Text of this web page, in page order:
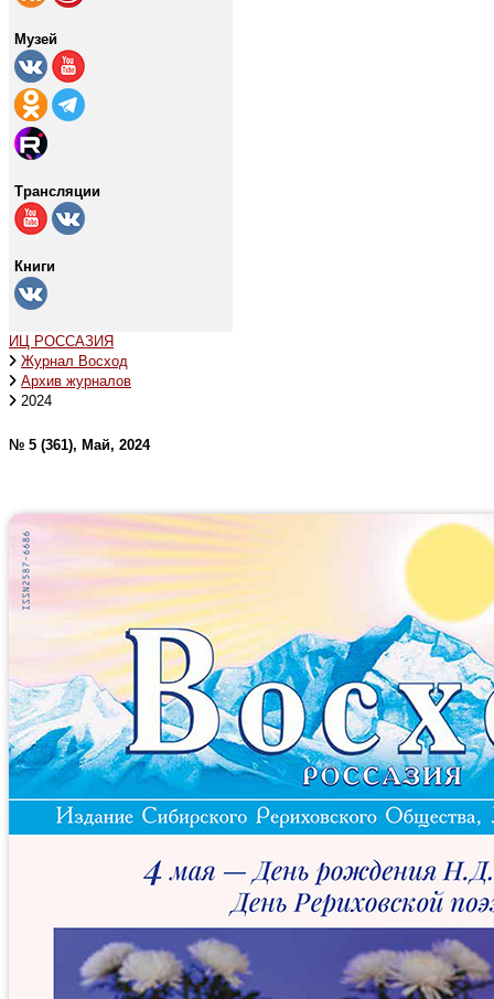
Музей
Трансляции
Книги
ИЦ РОССАЗИЯ
Журнал Восход
Архив журналов
2024
№ 5 (361), Май, 2024